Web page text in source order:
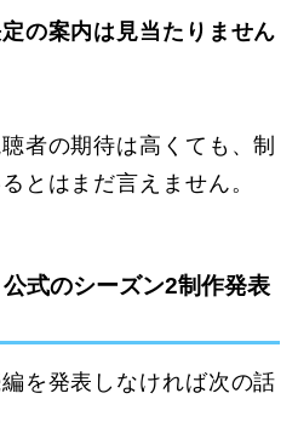
の案内は見当たりません
者の期待は高くても、制
とはまだ言えません。
式のシーズン2制作発表
を発表しなければ次の話